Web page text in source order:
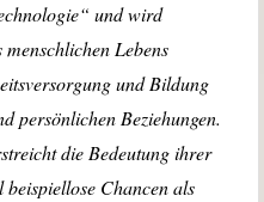
und wird
Lebens
und Bildung
persönlichen Beziehungen.
die Bedeutung ihrer
Chancen als